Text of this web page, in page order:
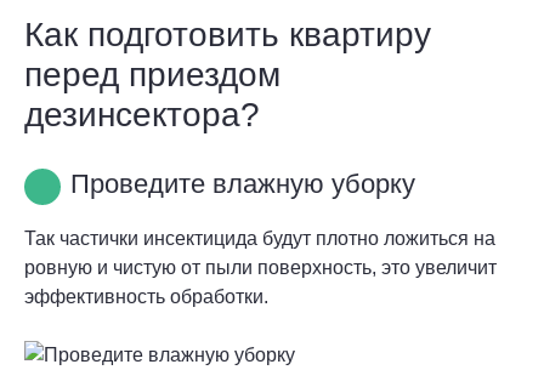
Как подготовить квартиру
перед приездом
дезинсектора?
Проведите влажную уборку
Так частички инсектицида будут плотно ложиться на
ровную и чистую от пыли поверхность, это увеличит
эффективность обработки.